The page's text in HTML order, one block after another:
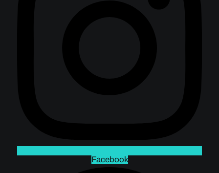
Facebook